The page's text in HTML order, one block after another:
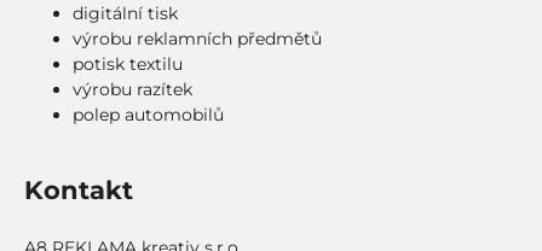
digitální tisk
výrobu reklamních předmětů
potisk textilu
výrobu razítek
polep automobilů
Kontakt